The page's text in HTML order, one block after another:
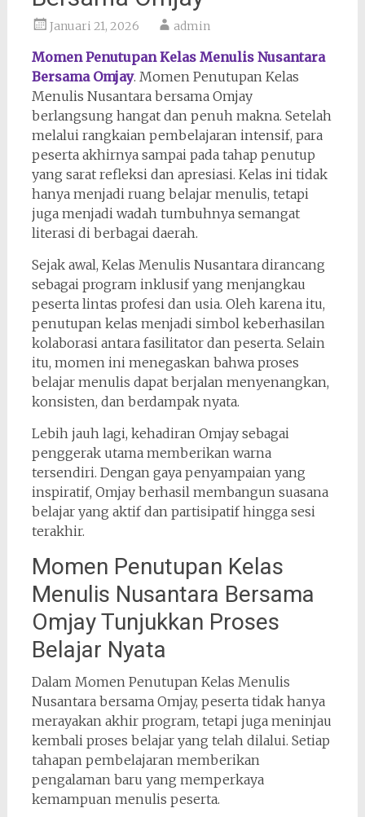
Januari 21, 2026 admin
Momen Penutupan Kelas Menulis Nusantara
Bersama Omjay. Momen Penutupan Kelas
Menulis Nusantara bersama Omjay
berlangsung hangat dan penuh makna. Setelah
melalui rangkaian pembelajaran intensif, para
peserta akhirnya sampai pada tahap penutup
yang sarat refleksi dan apresiasi. Kelas ini tidak
hanya menjadi ruang belajar menulis, tetapi
juga menjadi wadah tumbuhnya semangat
literasi di berbagai daerah.
Sejak awal, Kelas Menulis Nusantara dirancang
sebagai program inklusif yang menjangkau
peserta lintas profesi dan usia. Oleh karena itu,
penutupan kelas menjadi simbol keberhasilan
kolaborasi antara fasilitator dan peserta. Selain
itu, momen ini menegaskan bahwa proses
belajar menulis dapat berjalan menyenangkan,
konsisten, dan berdampak nyata.
Lebih jauh lagi, kehadiran Omjay sebagai
penggerak utama memberikan warna
tersendiri. Dengan gaya penyampaian yang
inspiratif, Omjay berhasil membangun suasana
belajar yang aktif dan partisipatif hingga sesi
terakhir.
Momen Penutupan Kelas
Menulis Nusantara Bersama
Omjay Tunjukkan Proses
Belajar Nyata
Dalam Momen Penutupan Kelas Menulis
Nusantara bersama Omjay, peserta tidak hanya
merayakan akhir program, tetapi juga meninjau
kembali proses belajar yang telah dilalui. Setiap
tahapan pembelajaran memberikan
pengalaman baru yang memperkaya
kemampuan menulis peserta.